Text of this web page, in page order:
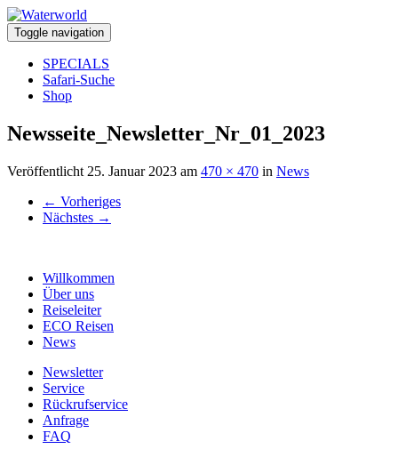
Toggle navigation
SPECIALS
Safari-Suche
Shop
Newsseite_Newsletter_Nr_01_2023
Veröffentlicht 25. Januar 2023 am 470 × 470 in News
← Vorheriges
Nächstes →
Willkommen
Über uns
Reiseleiter
ECO Reisen
News
Newsletter
Service
Rückrufservice
Anfrage
FAQ